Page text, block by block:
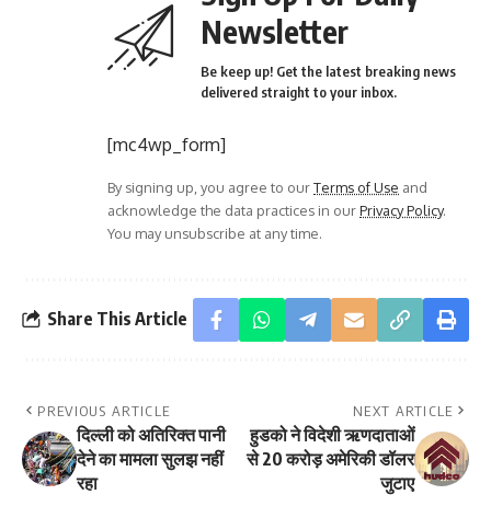
Newsletter
Be keep up! Get the latest breaking news
delivered straight to your inbox.
[mc4wp_form]
By signing up, you agree to ourTerms of Use and
acknowledge the data practices in ourPrivacy Policy.
You may unsubscribe at any time.
Share This Article
PREVIOUS ARTICLE
दिल्ली को अतिरिक्त पानी
देने का मामला सुलझ नहीं
रहा
NEXT ARTICLE
हुडको ने विदेशी ऋणदाताओं
से 20 करोड़ अमेरिकी डॉलर
जुटाए